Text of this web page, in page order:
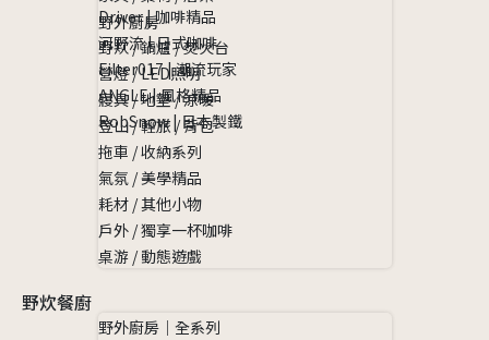
Driver | 咖啡精品
河野流 | 日式咖啡
Filter017 | 潮流玩家
ANGLE | 風格精品
RobSnow | 日本製鐵
野外廚房
野炊 / 鍋爐 / 焚火台
營燈 / LED照明
寢具 / 地墊 / 涼暖
登山 / 輕旅 / 背包
拖車 / 收納系列
氣氛 / 美學精品
耗材 / 其他小物
戶外 / 獨享一杯咖啡
桌游 / 動態遊戲
野炊餐廚
野外廚房｜全系列